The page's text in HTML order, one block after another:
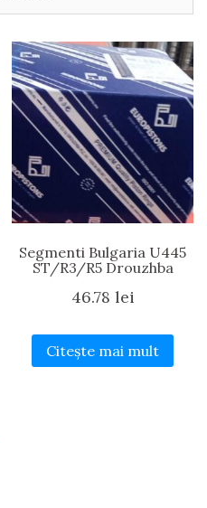
Segmenti Bulgaria U445
ST/R3/R5 Drouzhba
46.78 lei
Citește mai mult